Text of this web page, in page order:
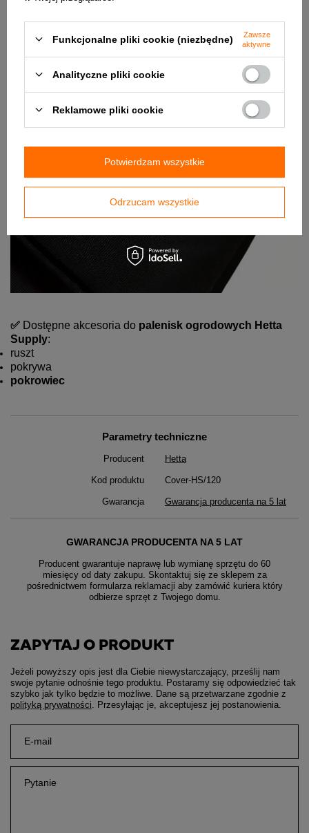
✅ Dostępne akcesoria do palenisk ogrodowych Hetta
Supply:
ruszt
pokrywa
pokrowiec
Parametry techniczne
Producent Hetta
Kod produktu Cover-HS/120
Gwarancja Gwarancja producenta na 5 lat
GWARANCJA PRODUCENTA NA 5 LAT
Producent gwarantuje naprawę lub wymianę sprzętu do 60
miesięcy od daty zakupu. Skontaktuj się ze sklepem za
pośrednictwem formularza reklamacji aby zamówić kuriera który
odbierze sprzęt z Twojego domu.
ZAPYTAJ O PRODUKT
Jeżeli powyższy opis jest dla Ciebie niewystarczający, prześlij nam
swoje pytanie odnośnie tego produktu. Postaramy się odpowiedzieć tak
szybko jak tylko będzie to możliwe. Dane są przetwarzane zgodnie z
polityką prywatności. Przesyłając je, akceptujesz jej postanowienia.
E-mail
Pytanie
Funkcjonalne pliki cookie (niezbędne)
Zawsze
aktywne
Analityczne pliki cookie
Reklamowe pliki cookie
Odrzucam wszystkie
Potwierdzam wszystkie